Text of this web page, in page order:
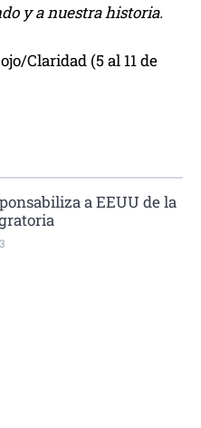
y a nuestra historia.
Claridad (5 al 11 de
a EEUU de la